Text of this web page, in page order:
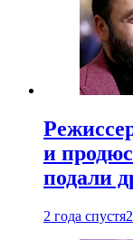
и
подали
2 года спустя